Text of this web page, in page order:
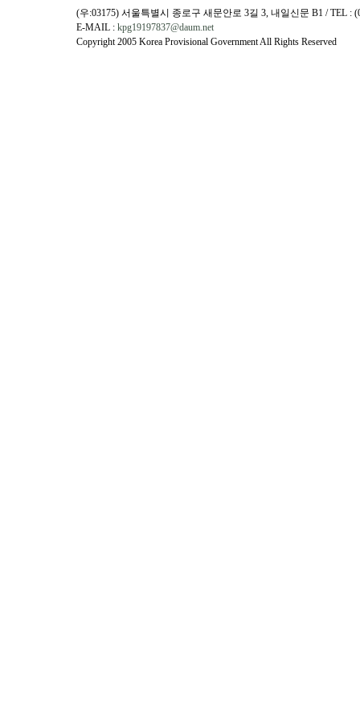
(우:03175) 서울특별시 종로구 새문안로 3길 3, 내일신문 B1 / TEL :
E-MAIL : kpg19197837@daum.net
Copyright 2005 Korea Provisional Government All Rights Reserved